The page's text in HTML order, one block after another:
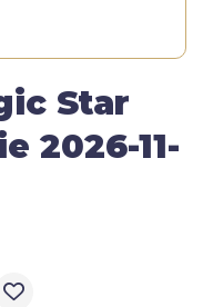
Star
2026-11-